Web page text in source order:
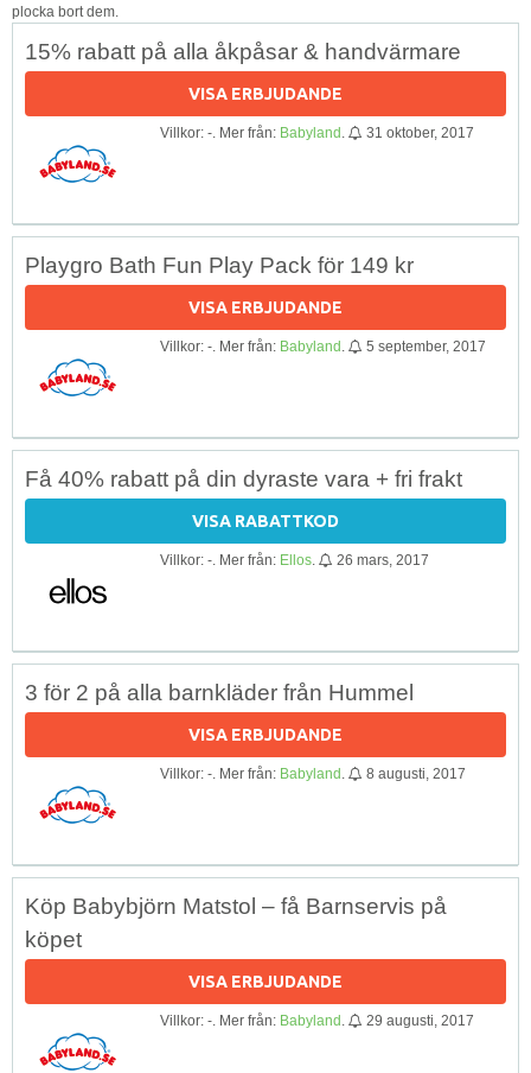
plocka bort dem.
15% rabatt på alla åkpåsar & handvärmare
VISA ERBJUDANDE
Villkor: -. Mer från: Babyland 31 oktober, 2017
Playgro Bath Fun Play Pack för 149 kr
VISA ERBJUDANDE
Villkor: -. Mer från: Babyland 5 september, 2017
Få 40% rabatt på din dyraste vara + fri frakt
VISA RABATTKOD
Villkor: -. Mer från: Ellos 26 mars, 2017
3 för 2 på alla barnkläder från Hummel
VISA ERBJUDANDE
Villkor: -. Mer från: Babyland 8 augusti, 2017
Köp Babybjörn Matstol – få Barnservis på
köpet
VISA ERBJUDANDE
Villkor: -. Mer från: Babyland 29 augusti, 2017